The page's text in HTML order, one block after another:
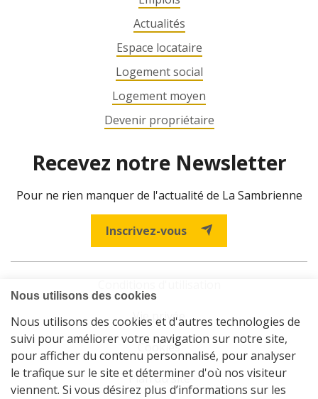
Actualités
Espace locataire
Logement social
Logement moyen
Devenir propriétaire
Recevez notre Newsletter
Pour ne rien manquer de l'actualité de La Sambrienne
Inscrivez-vous
Vie privée
Cookies
Plan du site